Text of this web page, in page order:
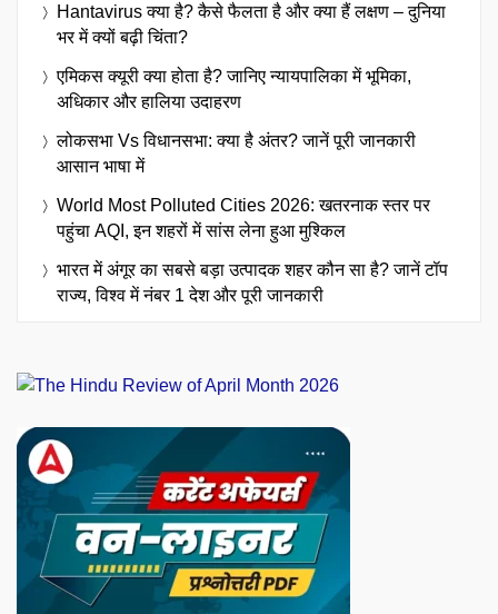
Hantavirus क्या है? कैसे फैलता है और क्या हैं लक्षण – दुनिया
भर में क्यों बढ़ी चिंता?
एमिकस क्यूरी क्या होता है? जानिए न्यायपालिका में भूमिका,
अधिकार और हालिया उदाहरण
लोकसभा Vs विधानसभा: क्या है अंतर? जानें पूरी जानकारी
आसान भाषा में
World Most Polluted Cities 2026: खतरनाक स्तर पर
पहुंचा AQI, इन शहरों में सांस लेना हुआ मुश्किल
भारत में अंगूर का सबसे बड़ा उत्पादक शहर कौन सा है? जानें टॉप
राज्य, विश्व में नंबर 1 देश और पूरी जानकारी